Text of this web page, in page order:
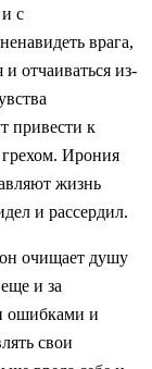
с
врага,
и отчаиваться из-
привести к
Ирония
жизнь
и рассердил.
очищает душу
и за
ошибками и
свои